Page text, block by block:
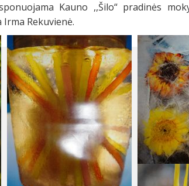
Kauno ,,Šilo“ pradinės
Irma Rekuvienė.